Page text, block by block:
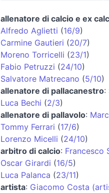
allenatore di calcio e ex
Alfredo Aglietti (16/9)
Carmine Gautieri (20/7)
Moreno Torricelli (23/1)
Fabio Petruzzi (24/10)
Salvatore Matrecano (5/10)
allenatore di pallacanestro:
Luca Bechi (2/3)
allenatore di pallavolo:
Tommy Ferrari (17/6)
Lorenzo Micelli (24/10)
arbitro di calcio: Francesco
Oscar Girardi (16/5)
Luca Palanca (23/11)
artista: Giacomo Costa